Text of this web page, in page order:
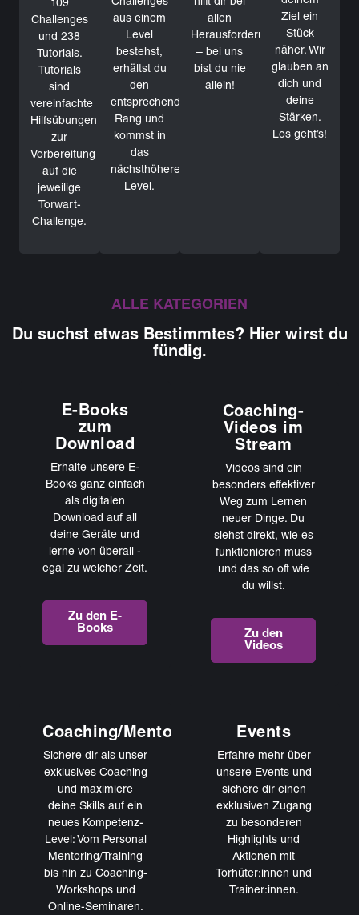
109
Challenges
und 238
Tutorials.
Tutorials
sind
vereinfachte
Hilfsübungen
zur
Vorbereitung
auf die
jeweilige
Torwart-
Challenge.
Challenges
aus einem
Level
bestehst,
erhältst du
den
entsprechenden
Rang und
kommst in
das
nächsthöhere
Level.
hilft dir bei
allen
Herausforderungen
– bei uns
bist du nie
allein!
Ziel ein
Stück
näher. Wir
glauben an
dich und
deine
Stärken.
Los geht’s!
ALLE KATEGORIEN
Du suchst etwas Bestimmtes? Hier wirst du
fündig.
E-Books
zum
Download
Erhalte unsere E-
Books ganz einfach
als digitalen
Download auf all
deine Geräte und
lerne von überall -
egal zu welcher Zeit.
Zu den E-
Books
Coaching-
Videos im
Stream
Videos sind ein
besonders effektiver
Weg zum Lernen
neuer Dinge. Du
siehst direkt, wie es
funktionieren muss
und das so oft wie
du willst.
Zu den
Videos
Coaching/Mentoring
Sichere dir als unser
exklusives Coaching
und maximiere
deine Skills auf ein
neues Kompetenz-
Level: Vom Personal
Mentoring/Training
bis hin zu Coaching-
Workshops und
Online-Seminaren.
Events
Erfahre mehr über
unsere Events und
sichere dir einen
exklusiven Zugang
zu besonderen
Highlights und
Aktionen mit
Torhüter:innen und
Trainer:innen.